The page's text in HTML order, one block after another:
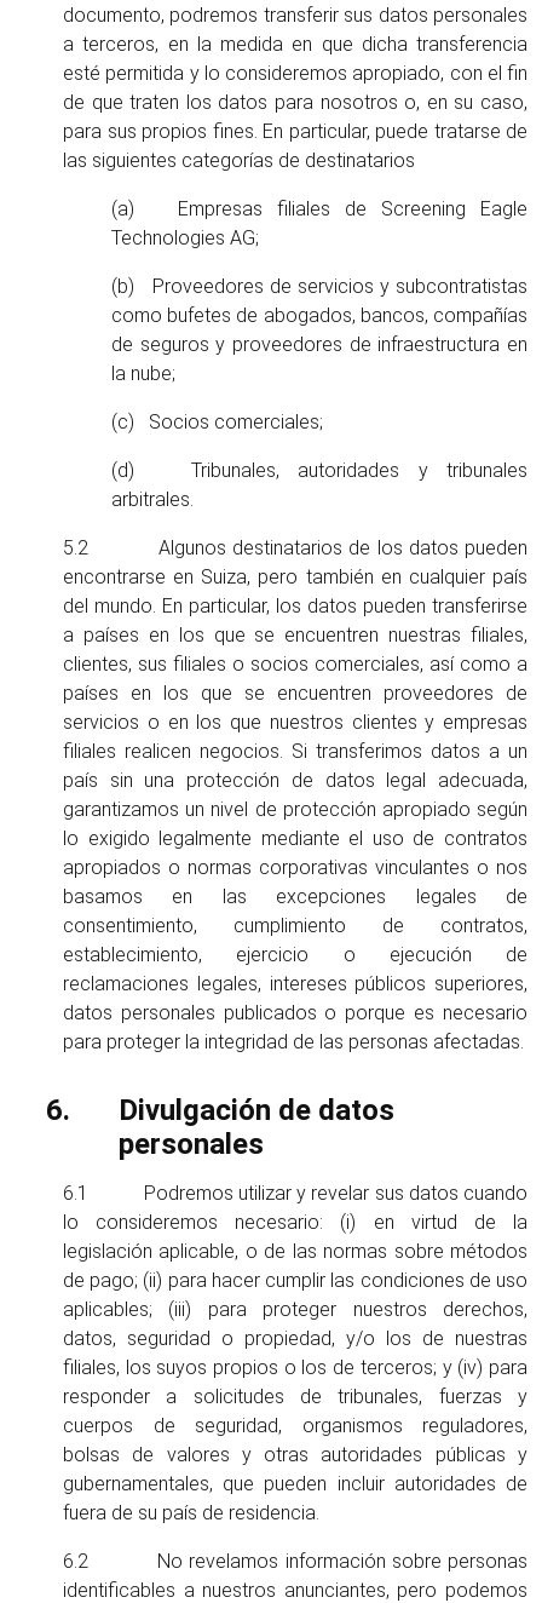
documento, podremos transferir sus datos personales
a terceros, en la medida en que dicha transferencia
esté permitida y lo consideremos apropiado, con el fin
de que traten los datos para nosotros o, en su caso,
para sus propios fines. En particular, puede tratarse de
las siguientes categorías de destinatarios
(a) Empresas filiales de Screening Eagle
Technologies AG;
(b) Proveedores de servicios y subcontratistas
como bufetes de abogados, bancos, compañías
de seguros y proveedores de infraestructura en
la nube;
(c) Socios comerciales;
(d) Tribunales, autoridades y tribunales
arbitrales.
5.2 Algunos destinatarios de los datos pueden
encontrarse en Suiza, pero también en cualquier país
del mundo. En particular, los datos pueden transferirse
a países en los que se encuentren nuestras filiales,
clientes, sus filiales o socios comerciales, así como a
países en los que se encuentren proveedores de
servicios o en los que nuestros clientes y empresas
filiales realicen negocios. Si transferimos datos a un
país sin una protección de datos legal adecuada,
garantizamos un nivel de protección apropiado según
lo exigido legalmente mediante el uso de contratos
apropiados o normas corporativas vinculantes o nos
basamos en las excepciones legales de
consentimiento, cumplimiento de contratos,
establecimiento, ejercicio o ejecución de
reclamaciones legales, intereses públicos superiores,
datos personales publicados o porque es necesario
para proteger la integridad de las personas afectadas.
Divulgación de datos
personales
6.1 Podremos utilizar y revelar sus datos cuando
lo consideremos necesario: (i) en virtud de la
legislación aplicable, o de las normas sobre métodos
de pago; (ii) para hacer cumplir las condiciones de uso
aplicables; (iii) para proteger nuestros derechos,
datos, seguridad o propiedad, y/o los de nuestras
filiales, los suyos propios o los de terceros; y (iv) para
responder a solicitudes de tribunales, fuerzas y
cuerpos de seguridad, organismos reguladores,
bolsas de valores y otras autoridades públicas y
gubernamentales, que pueden incluir autoridades de
fuera de su país de residencia.
6.2 No revelamos información sobre personas
identificables a nuestros anunciantes, pero podemos